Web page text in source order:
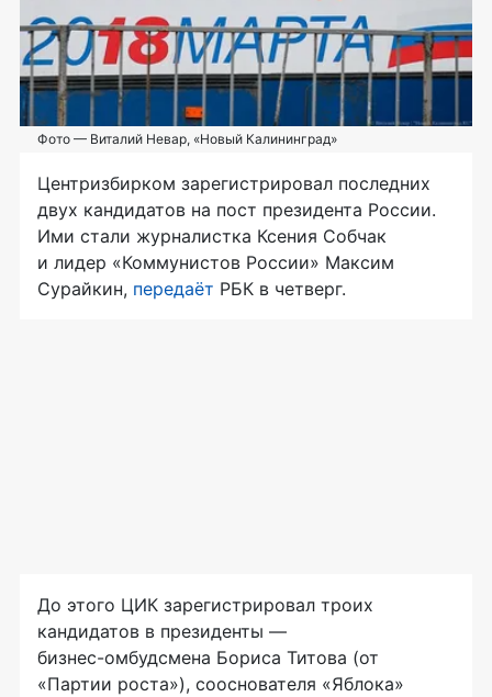
Фото — Виталий Невар, «Новый Калининград»
Центризбирком зарегистрировал последних
двух кандидатов на пост президента России.
Ими стали журналистка Ксения Собчак
и лидер «Коммунистов России» Максим
Сурайкин, передаёт РБК в четверг.
До этого ЦИК зарегистрировал троих
кандидатов в президенты —
бизнес-омбудсмена Бориса Титова (от
«Партии роста»), сооснователя «Яблока»